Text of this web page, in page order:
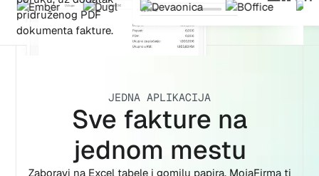
JEDNA APLIKACIJA
Sve fakture na
jednom mestu
Zaboravi na Excel tabele i gomilu papira. MojaFirma ti